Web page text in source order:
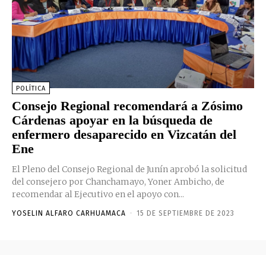
POLÍTICA
Consejo Regional recomendará a Zósimo
Cárdenas apoyar en la búsqueda de
enfermero desaparecido en Vizcatán del
Ene
El Pleno del Consejo Regional de Junín aprobó la solicitud
del consejero por Chanchamayo, Yoner Ambicho, de
recomendar al Ejecutivo en el apoyo con...
YOSELIN ALFARO CARHUAMACA - 15 DE SEPTIEMBRE DE 2023